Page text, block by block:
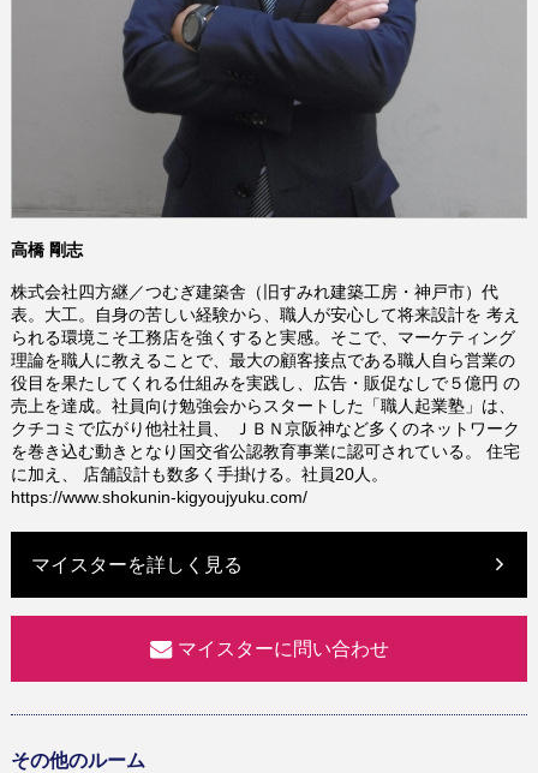
高橋 剛志
株式会社四方継／つむぎ建築舎（旧すみれ建築工房・神戸市）代
表。大工。自身の苦しい経験から、職人が安心して将来設計を 考え
られる環境こそ工務店を強くすると実感。そこで、マーケティング
理論を職人に教えることで、最大の顧客接点である職人自ら営業の
役目を果たしてくれる仕組みを実践し、広告・販促なしで５億円 の
売上を達成。社員向け勉強会からスタートした「職人起業塾」は、
クチコミで広がり他社社員、 ＪＢＮ京阪神など多くのネットワーク
を巻き込む動きとなり国交省公認教育事業に認可されている。 住宅
に加え、 店舗設計も数多く手掛ける。社員20人。
https://www.shokunin-kigyoujyuku.com/
マイスターを詳しく見る
マイスターに問い合わせ
その他のルーム